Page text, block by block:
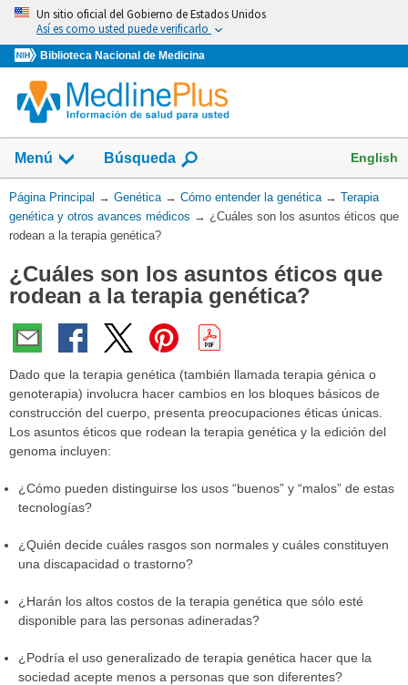
Omita
vaya
al
Contenido
Un sitio oficial del Gobierno de Estados Unidos
Así es como usted puede verificarlo
Biblioteca Nacional de Medicina
Menú
Mostrar
campo
de
Búsqueda English
Usted
está
aquí:
Página Principal → Genética → Cómo entender la genética → Terapia
genética y otros avances médicos → ¿Cuáles son los asuntos éticos que
rodean a la terapia genética?
¿Cuáles son los asuntos éticos que
rodean a la terapia genética?
Dado que la terapia genética (también llamada terapia génica o
genoterapia) involucra hacer cambios en los bloques básicos de
construcción del cuerpo, presenta preocupaciones éticas únicas.
Los asuntos éticos que rodean la terapia genética y la edición del
genoma incluyen:
¿Cómo pueden distinguirse los usos “buenos” y “malos” de estas
tecnologías?
¿Quién decide cuáles rasgos son normales y cuáles constituyen
una discapacidad o trastorno?
¿Harán los altos costos de la terapia genética que sólo esté
disponible para las personas adineradas?
¿Podría el uso generalizado de terapia genética hacer que la
sociedad acepte menos a personas que son diferentes?